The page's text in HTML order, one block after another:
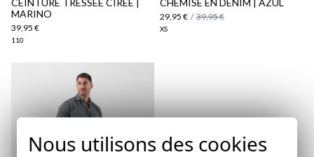
CEINTURE TRESSÉE CIRÉE |
MARINO
39,95 €
110
CHEMISE EN DENIM | AZUL
29,95 € / 39,95 €
XS
Nous utilisons des cookies